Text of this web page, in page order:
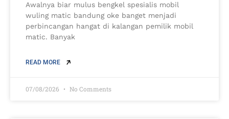
Awalnya biar mulus bengkel spesialis mobil
wuling matic bandung oke banget menjadi
perbincangan hangat di kalangan pemilik mobil
matic. Banyak
READ MORE
07/08/2026 No Comments